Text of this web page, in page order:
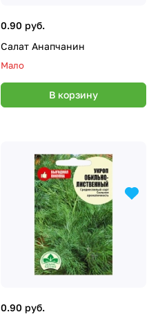
0.90 руб.
Салат Анапчанин
Мало
В корзину
0.90 руб.